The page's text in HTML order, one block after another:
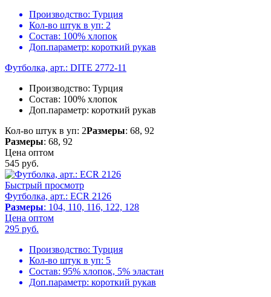
Производство: Турция
Кол-во штук в уп: 2
Состав: 100% хлопок
Доп.параметр: короткий рукав
Футболка, арт.: DITE 2772-11
Производство: Турция
Состав: 100% хлопок
Доп.параметр: короткий рукав
Кол-во штук в уп: 2Размеры: 68, 92
Размеры: 68, 92
Цена оптом
545 руб.
Быстрый просмотр
Футболка, арт.: ECR 2126
Размеры: 104, 110, 116, 122, 128
Цена оптом
295 руб.
Производство: Турция
Кол-во штук в уп: 5
Состав: 95% хлопок, 5% эластан
Доп.параметр: короткий рукав